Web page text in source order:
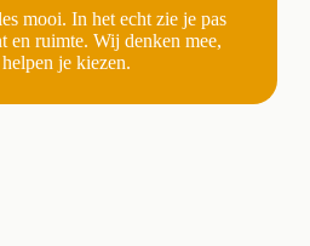
mooi. In het echt zie je pas
ruimte. Wij denken mee,
je kiezen.